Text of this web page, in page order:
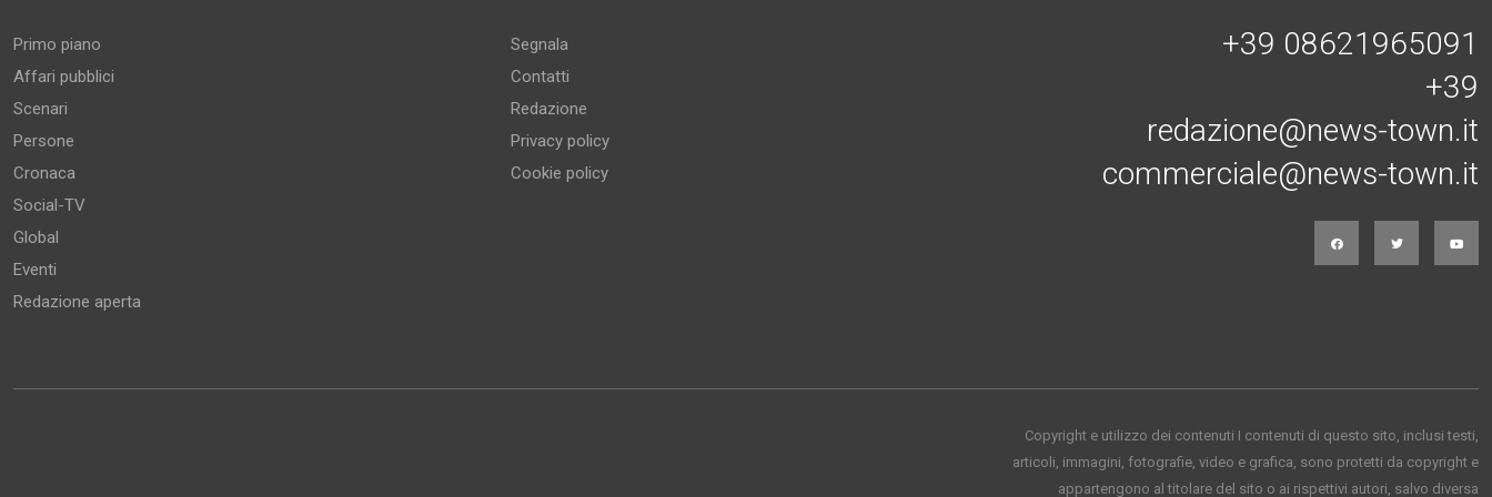
Primo piano
Affari pubblici
Scenari
Persone
Cronaca
Social-TV
Global
Eventi
Redazione aperta
Segnala
Contatti
Redazione
Privacy policy
Cookie policy
+39 08621965091
+39
redazione@news-town.it
commerciale@news-town.it
Copyright e utilizzo dei contenuti I contenuti di questo sito, inclusi testi,
articoli, immagini, fotografie, video e grafica, sono protetti da copyright e
appartengono al titolare del sito o ai rispettivi autori, salvo diversa